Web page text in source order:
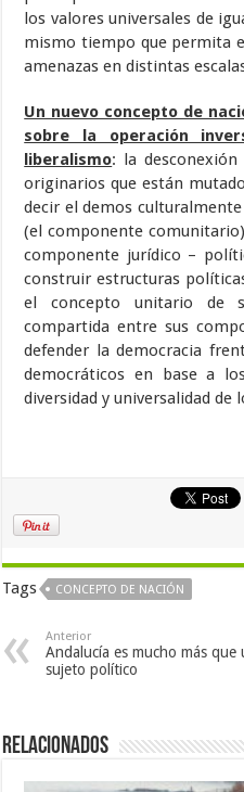
los valores universales de
mismo tiempo que permita
amenazas en distintas
Un nuevo concepto de
sobre la operación
liberalismo: la
originarios que están
decir el demos
(el componente
componente jurídico –
construir estructuras
el concepto unitario de
compartida entre sus
defender la democracia
democráticos en base a
diversidad y universalidad de
Tags CONCEPTO DE NACIÓN
Anterior
Andalucía es mucho más que
sujeto político
Relacionados